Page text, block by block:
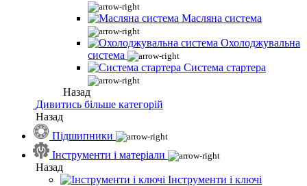
Масляна система
Охолоджувальна
система
Система стартера
Назад
Дивитись більше категорій
Назад
Підшипники
Інструменти і матеріали
Назад
Інструменти і ключі